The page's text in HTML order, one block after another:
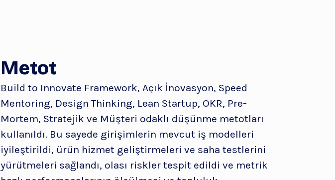
Metot
Build to Innovate Framework, Açık İnovasyon, Speed
Mentoring, Design Thinking, Lean Startup, OKR, Pre-
Mortem, Stratejik ve Müşteri odaklı düşünme metotları
kullanıldı. Bu sayede girişimlerin mevcut iş modelleri
iyileştirildi, ürün hizmet geliştirmeleri ve saha testlerini
yürütmeleri sağlandı, olası riskler tespit edildi ve metrik